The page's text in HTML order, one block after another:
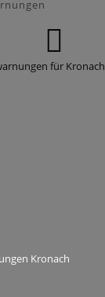
für Kronach
Kronach